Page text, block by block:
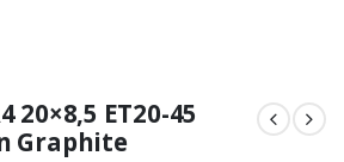
20×8,5 ET20-45
Graphite